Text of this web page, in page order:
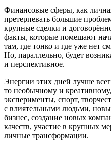
Финансовые сферы, как
претерпевать большие
крупные сделки и
факты, которые помешают
там, где тонко и где уже нет
Но, параллельно, будет
и перспективное.
Энергии этих дней лучше
то необычному и
эксперименты, спорт,
с влиятельными людьми,
бизнес, создание новых
качеств, участие в крупных
личные трансформации.